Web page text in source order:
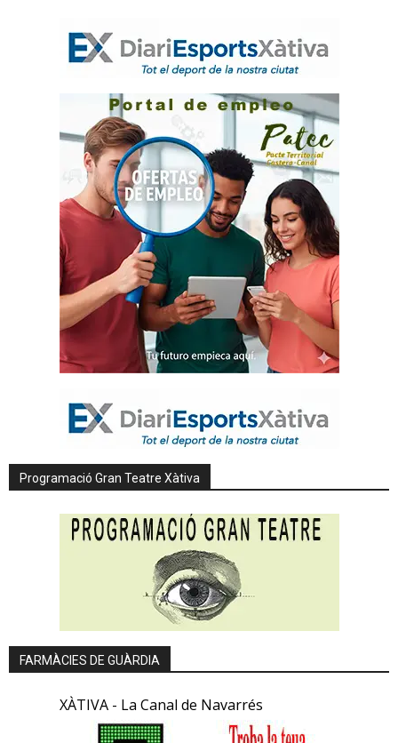
Programació Gran Teatre Xàtiva
FARMÀCIES DE GUÀRDIA
XÀTIVA - La Canal de Navarrés